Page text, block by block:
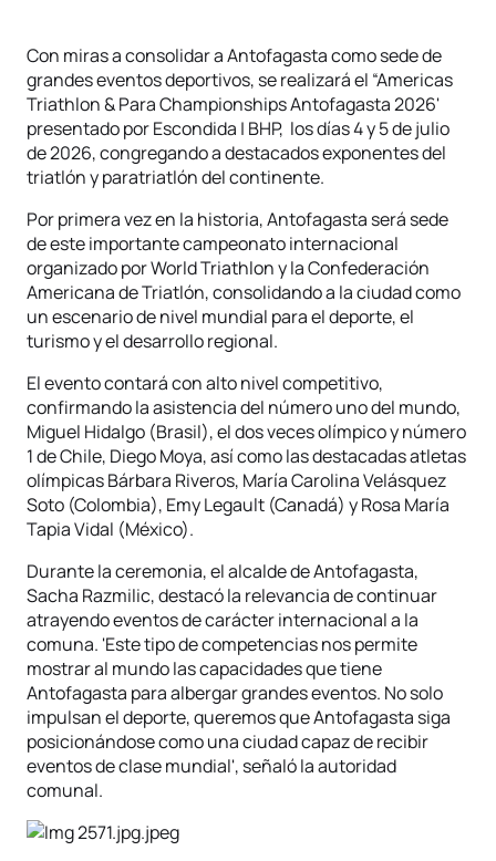
Con miras a consolidar a Antofagasta como sede de
grandes eventos deportivos, se realizará el “Americas
Triathlon & Para Championships Antofagasta 2026'
presentado por Escondida | BHP, los días 4 y 5 de julio
de 2026, congregando a destacados exponentes del
triatlón y paratriatlón del continente.
Por primera vez en la historia, Antofagasta será sede
de este importante campeonato internacional
organizado por World Triathlon y la Confederación
Americana de Triatlón, consolidando a la ciudad como
un escenario de nivel mundial para el deporte, el
turismo y el desarrollo regional.
El evento contará con alto nivel competitivo,
confirmando la asistencia del número uno del mundo,
Miguel Hidalgo (Brasil), el dos veces olímpico y número
1 de Chile, Diego Moya, así como las destacadas atletas
olímpicas Bárbara Riveros, María Carolina Velásquez
Soto (Colombia), Emy Legault (Canadá) y Rosa María
Tapia Vidal (México).
Durante la ceremonia, el alcalde de Antofagasta,
Sacha Razmilic, destacó la relevancia de continuar
atrayendo eventos de carácter internacional a la
comuna. 'Este tipo de competencias nos permite
mostrar al mundo las capacidades que tiene
Antofagasta para albergar grandes eventos. No solo
impulsan el deporte, queremos que Antofagasta siga
posicionándose como una ciudad capaz de recibir
eventos de clase mundial', señaló la autoridad
comunal.